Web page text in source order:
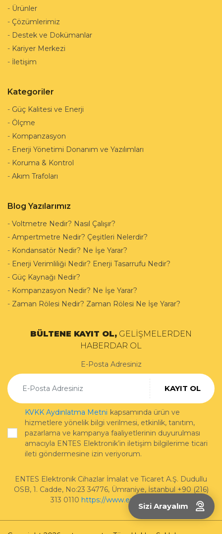
- Ürünler
- Çözümlerimiz
- Destek ve Dokümanlar
- Kariyer Merkezi
- İletişim
Kategoriler
- Güç Kalitesi ve Enerji
- Ölçme
- Kompanzasyon
- Enerji Yönetimi Donanım ve Yazılımları
- Koruma & Kontrol
- Akım Trafoları
Blog Yazılarımız
- Voltmetre Nedir? Nasıl Çalışır?
- Ampertmetre Nedir? Çeşitleri Nelerdir?
- Kondansatör Nedir? Ne İşe Yarar?
- Enerji Verimliliği Nedir? Enerji Tasarrufu Nedir?
- Güç Kaynağı Nedir?
- Kompanzasyon Nedir? Ne İşe Yarar?
- Zaman Rölesi Nedir? Zaman Rölesi Ne İşe Yarar?
BÜLTENE KAYIT OL, GELİŞMELERDEN
HABERDAR OL
E-Posta Adresiniz
KAYIT OL
KVKK Aydınlatma Metni kapsamında ürün ve
hizmetlere yönelik bilgi verilmesi, etkinlik, tanıtım,
pazarlama ve kampanya faaliyetlerinin duyurulması
amacıyla ENTES Elektronik’in iletişim bilgilerime ticari
ileti göndermesine izin veriyorum.
ENTES Elektronik Cihazlar İmalat ve Ticaret A.Ş. Dudullu
OSB, 1. Cadde, No:23 34776, Ümraniye, İstanbul +90 (216)
313 0110 https://www.entes.com.tr/
Sizi Arayalım